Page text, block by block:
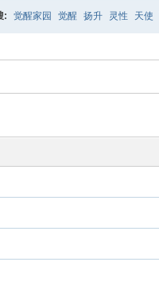
: 觉醒家园 觉醒 扬升 灵性 天使